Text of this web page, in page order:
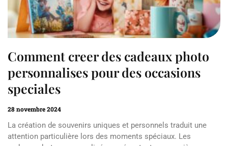
Comment creer des cadeaux photo
personnalises pour des occasions
speciales
28 novembre 2024
La création de souvenirs uniques et personnels traduit une
attention particulière lors des moments spéciaux. Les